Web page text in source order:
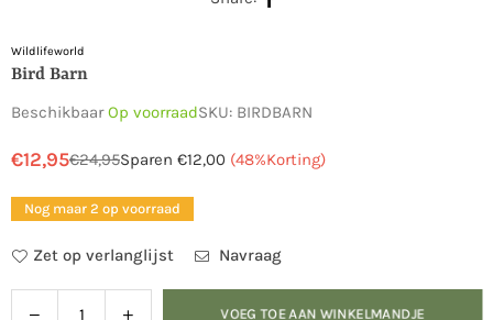
Wildlifeworld
Bird Barn
BeschikbaarOp voorraadSKU: BIRDBARN
Normale
prijs
€12,95€24,95Sparen €12,00 (48%Korting)
Nog maar 2 op voorraad
Zet op verlanglijst Navraag
Verlaag
Verhoog
VOEG TOE AAN WINKELMANDJE